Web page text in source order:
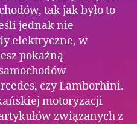
tak jak było to
jednak nie
elektryczne, w
pokaźną
czy Lamborhini.
motoryzacji
związanych z